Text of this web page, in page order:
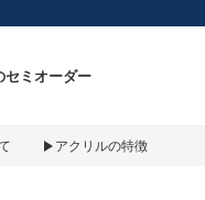
experience
セミオーダー
アクリルの特徴